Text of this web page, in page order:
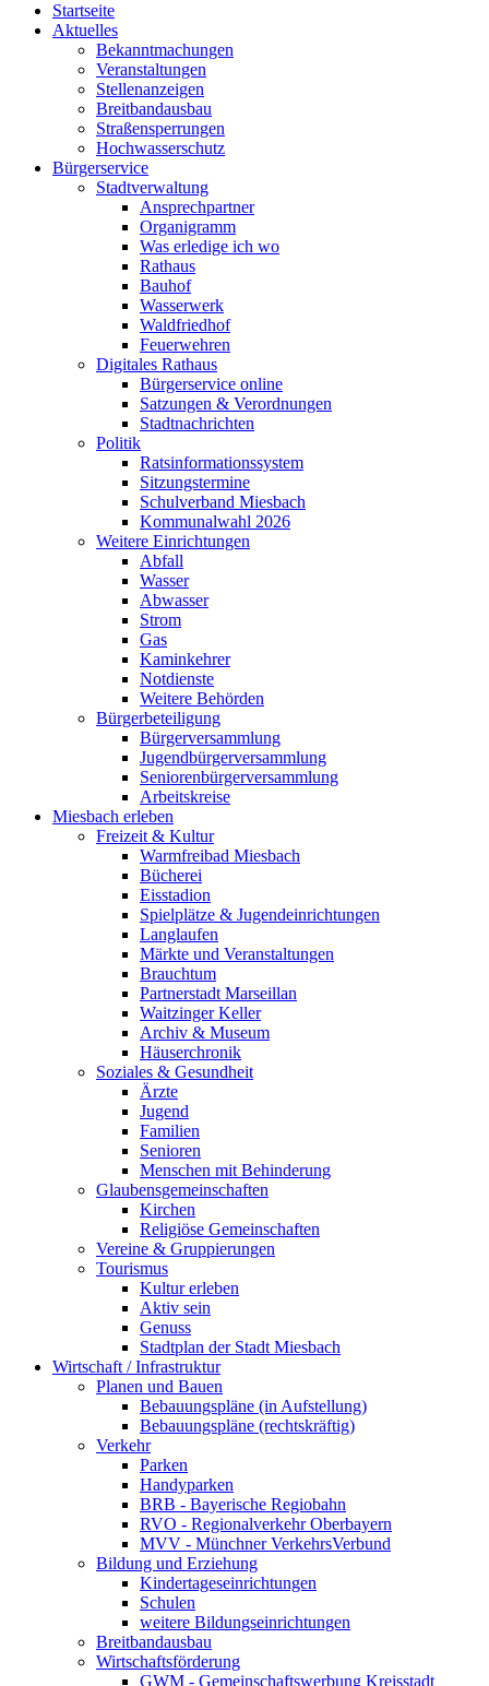
Startseite
Aktuelles
Bekanntmachungen
Veranstaltungen
Stellenanzeigen
Breitbandausbau
Straßensperrungen
Hochwasserschutz
Bürgerservice
Stadtverwaltung
Ansprechpartner
Organigramm
Was erledige ich wo
Rathaus
Bauhof
Wasserwerk
Waldfriedhof
Feuerwehren
Digitales Rathaus
Bürgerservice online
Satzungen & Verordnungen
Stadtnachrichten
Politik
Ratsinformationssystem
Sitzungstermine
Schulverband Miesbach
Kommunalwahl 2026
Weitere Einrichtungen
Abfall
Wasser
Abwasser
Strom
Gas
Kaminkehrer
Notdienste
Weitere Behörden
Bürgerbeteiligung
Bürgerversammlung
Jugendbürgerversammlung
Seniorenbürgerversammlung
Arbeitskreise
Miesbach erleben
Freizeit & Kultur
Warmfreibad Miesbach
Bücherei
Eisstadion
Spielplätze & Jugendeinrichtungen
Langlaufen
Märkte und Veranstaltungen
Brauchtum
Partnerstadt Marseillan
Waitzinger Keller
Archiv & Museum
Häuserchronik
Soziales & Gesundheit
Ärzte
Jugend
Familien
Senioren
Menschen mit Behinderung
Glaubensgemeinschaften
Kirchen
Religiöse Gemeinschaften
Vereine & Gruppierungen
Tourismus
Kultur erleben
Aktiv sein
Genuss
Stadtplan der Stadt Miesbach
Wirtschaft / Infrastruktur
Planen und Bauen
Bebauungspläne (in Aufstellung)
Bebauungspläne (rechtskräftig)
Verkehr
Parken
Handyparken
BRB - Bayerische Regiobahn
RVO - Regionalverkehr Oberbayern
MVV - Münchner VerkehrsVerbund
Bildung und Erziehung
Kindertageseinrichtungen
Schulen
weitere Bildungseinrichtungen
Breitbandausbau
Wirtschaftsförderung
GWM - Gemeinschaftswerbung Kreisstadt